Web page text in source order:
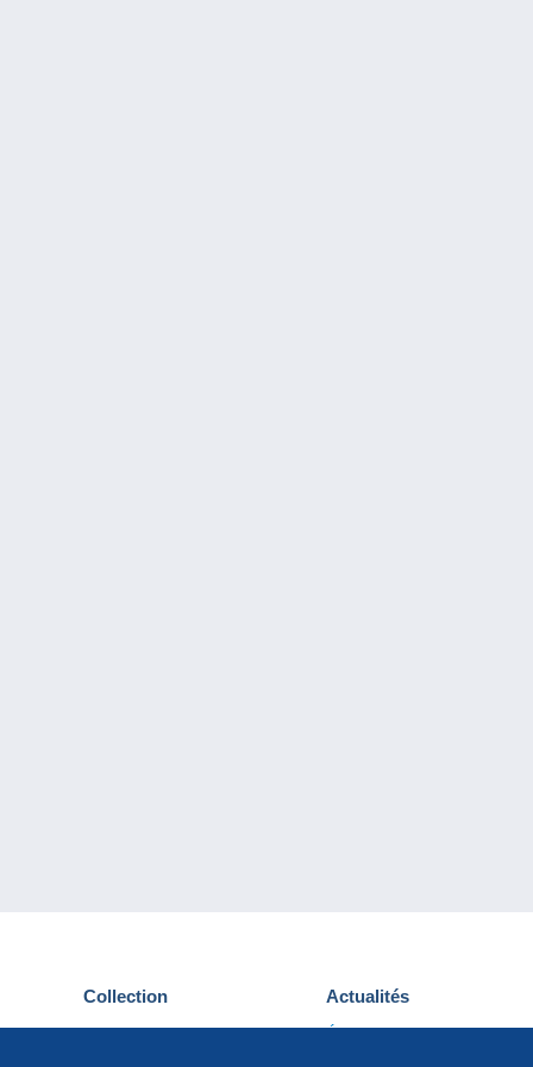
Collection
Cartes postales
Actualités
Événements Delcampe